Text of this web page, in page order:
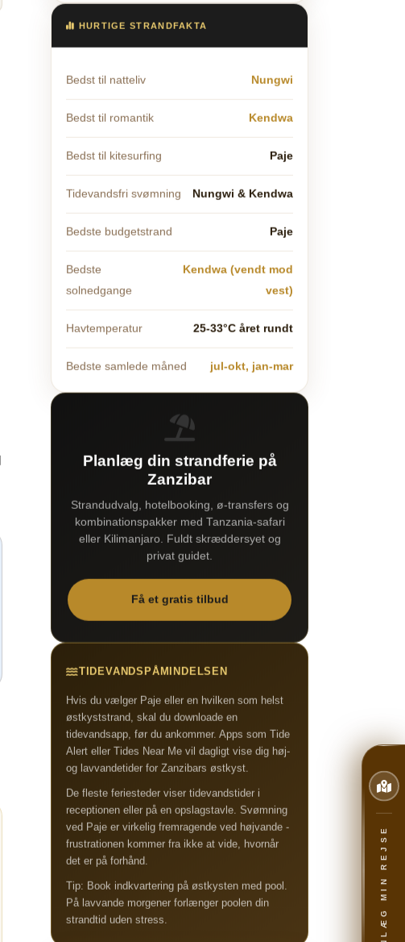
HURTIGE STRANDFAKTA
Bedst til natteliv Nungwi
Bedst til romantik Kendwa
Bedst til kitesurfing Paje
Tidevandsfri svømning Nungwi & Kendwa
Bedste budgetstrand Paje
Bedste
solnedgange
Kendwa (vendt mod
vest)
Havtemperatur 25-33°C året rundt
Bedste samlede måned jul-okt, jan-mar
Planlæg din strandferie på
Zanzibar
Strandudvalg, hotelbooking, ø-transfers og
kombinationspakker med Tanzania-safari
eller Kilimanjaro. Fuldt skræddersyet og
privat guidet.
Få et gratis tilbud
TIDEVANDSPÅMINDELSEN
Hvis du vælger Paje eller en hvilken som helst
østkyststrand, skal du downloade en
tidevandsapp, før du ankommer. Apps som Tide
Alert eller Tides Near Me vil dagligt vise dig høj-
og lavvandetider for Zanzibars østkyst.
De fleste feriesteder viser tidevandstider i
receptionen eller på en opslagstavle. Svømning
ved Paje er virkelig fremragende ved højvande -
frustrationen kommer fra ikke at vide, hvornår
det er på forhånd.
Tip: Book indkvartering på østkysten med pool.
På lavvande morgener forlænger poolen din
strandtid uden stress.
PLANLÆG MIN REJSE